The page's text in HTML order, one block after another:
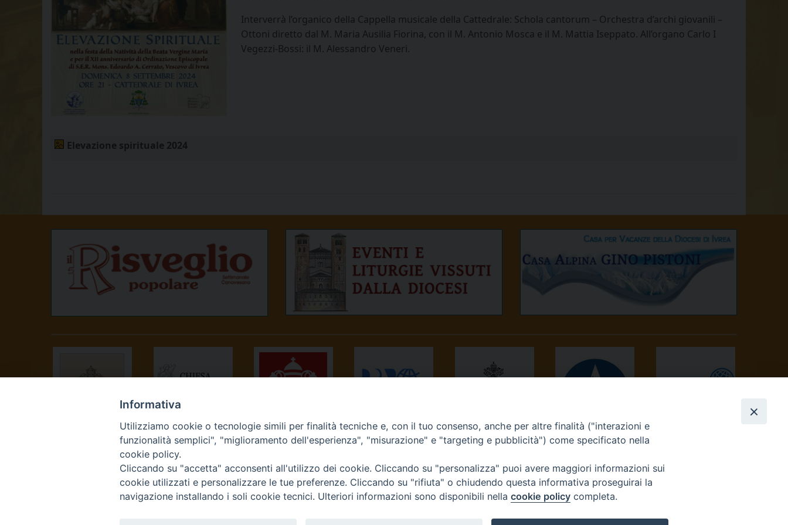
Interverrà l’organico della Cappella musicale della Cattedrale: Schola cantorum – Orchestra d’archi giovanili –
Ottoni diretto dal M. Maria Ausilia Fiorina, con il M. Antonio Mosca e il M. Mattia Iseppato. All’organo Carlo I
Vegezzi-Bossi: il M. Alessandro Veneri.
Elevazione spirituale 2024
CONFERENZA
EPISCOPALE
ITALIANA
NEWS.VA RADIO VATICANA
OSSERVATORE
ROMANO
AVVENIRE
Informativa
Utilizziamo cookie o tecnologie simili per finalità tecniche e, con il tuo consenso, anche per altre finalità ("interazioni e
funzionalità semplici", "miglioramento dell'esperienza", "misurazione" e "targeting e pubblicità") come specificato nella
cookie policy.
Cliccando su "accetta" acconsenti all'utilizzo dei cookie. Cliccando su "personalizza" puoi avere maggiori informazioni sui
cookie utilizzati e personalizzare le tue preferenze. Cliccando su "rifiuta" o chiudendo questa informativa proseguirai la
navigazione installando i soli cookie tecnici. Ulteriori informazioni sono disponibili nella cookie policy completa.